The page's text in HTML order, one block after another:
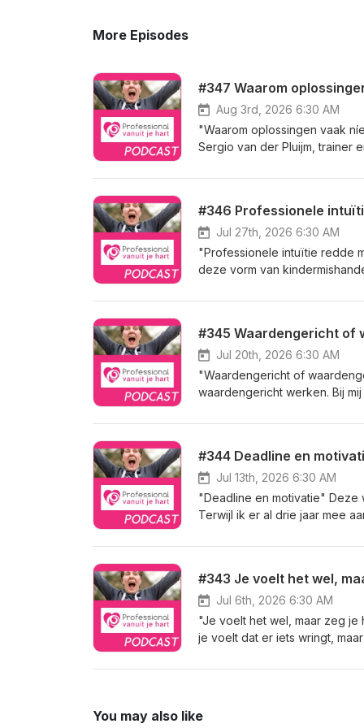
More Episodes
Aug 3rd, 2026 6:30 AM
"Waarom oplossingen vaak
Sergio van der Pluijm, trainer
geven adviezen, zoeken
controle, maar vanuit
nieuwsgierigheid naar wat
mensen pas veranderen als
invloed en waarom
oplossingsgericht werken. En
voor menselijkheid. Een
voor iedereen die werkt met
Podcast in je favoriete
Jul 27th, 2026 6:30 AM
"Professionele intuïtie redde
deze vorm van
falsificatie noemen: een
redde. We praten over
kinderen en waarom je een
gesprek voor iedereen die
terugluisteren in aflevering
herhalingen van lang
#345 Waardengericht of
Jul 20th, 2026 6:30 AM
"Waardengericht of
waardengericht werken. Bij
benieuwd of het bij jou ook
harte welkom :-) Luister de
YouTube
#344 Deadline en
Jul 13th, 2026 6:30 AM
"Deadline en motivatie" Deze
Terwijl ik er al drie jaar mee
wel, maar volgens mij ligt het
brengt jou in
Spotify of YouTube. Leuk als
#343 Je voelt het wel,
Jul 6th, 2026 6:30 AM
"Je voelt het wel, maar zeg je
je voelt dat er iets wringt,
spreken — en waarom het
iets wilt zeggen. Herkenbaar?
You may also like